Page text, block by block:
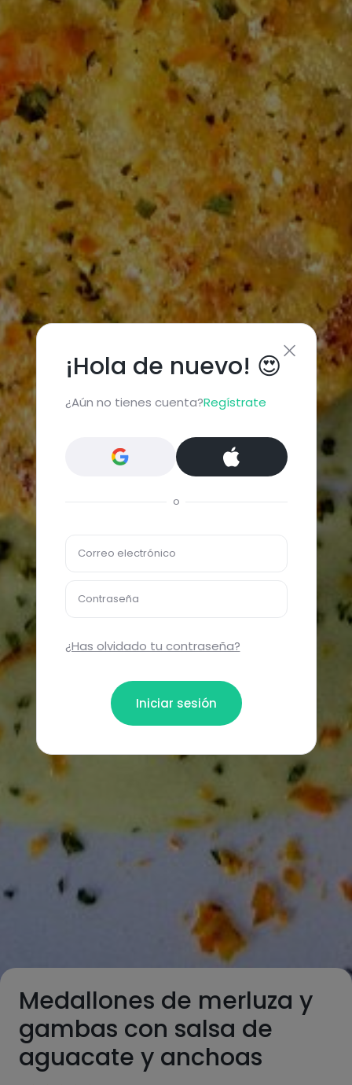
Medallones de merluza y
gambas con salsa de
aguacate y anchoas
¡Hola de nuevo! 😍
¿Aún no tienes cuenta?Regístrate
o
Correo electrónico
Contraseña
¿Has olvidado tu contraseña?
Iniciar sesión